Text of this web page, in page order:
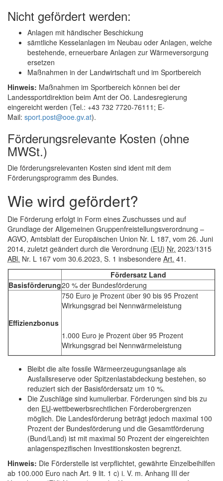
Nicht gefördert werden:
Anlagen mit händischer Beschickung
sämtliche Kesselanlagen im Neubau oder Anlagen, welche
bestehende, erneuerbare Anlagen zur Wärmeversorgung
ersetzen
Maßnahmen in der Landwirtschaft und im Sportbereich
Hinweis: Maßnahmen im Sportbereich können bei der
Landessportdirektion beim Amt der Oö. Landesregierung
eingereicht werden (Tel.: +43 732 7720-76111; E-
Mail: sport.post@ooe.gv.at).
Förderungsrelevante Kosten (ohne
MWSt.)
Die förderungsrelevanten Kosten sind ident mit dem
Förderungsprogramm des Bundes.
Wie wird gefördert?
Die Förderung erfolgt in Form eines Zuschusses und auf
Grundlage der Allgemeinen Gruppenfreistellungsverordnung –
AGVO, Amtsblatt der Europäischen Union Nr. L 187, vom 26. Juni
2014, zuletzt geändert durch die Verordnung (EU) Nr. 2023/1315
ABl. Nr. L 167 vom 30.6.2023, S. 1 insbesondere Art. 41.
Fördersatz Land
Basisförderung20 % der Bundesförderung
Effizienzbonus
750 Euro je Prozent über 90 bis 95 Prozent
Wirkungsgrad bei Nennwärmeleistung
1.000 Euro je Prozent über 95 Prozent
Wirkungsgrad bei Nennwärmeleistung
Bleibt die alte fossile Wärmeerzeugungsanlage als
Ausfallsreserve oder Spitzenlastabdeckung bestehen, so
reduziert sich der Basisfördersatz um 10 %.
Die Zuschläge sind kumulierbar. Förderungen sind bis zu
den EU-wettbewerbsrechtlichen Förderobergrenzen
möglich. Die Landesförderung beträgt jedoch maximal 100
Prozent der Bundesförderung und die Gesamtförderung
(Bund/Land) ist mit maximal 50 Prozent der eingereichten
anlagenspezifischen Investitionskosten begrenzt.
Hinweis: Die Förderstelle ist verpflichtet, gewährte Einzelbeihilfen
ab 100.000 Euro nach Art. 9 lit. 1 c) i. V. m. Anhang III der